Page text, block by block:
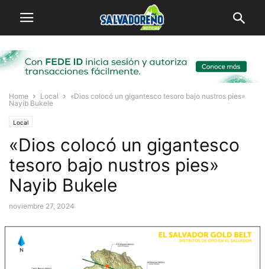
Home Local
«Dios colocó un gigantesco tesoro bajo nustros pies»
Nayib Bukele
Local
«Dios colocó un gigantesco
tesoro bajo nustros pies»
Nayib Bukele
noviembre 27, 2024